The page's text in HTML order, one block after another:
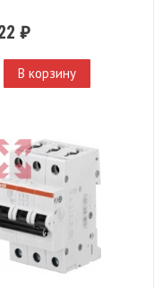
₽
В корзину